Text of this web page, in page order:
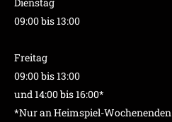
09:00 bis 13:00
Freitag
09:00 bis 13:00
und 14:00 bis 16:00*
*Nur an Heimspiel-Wochenenden